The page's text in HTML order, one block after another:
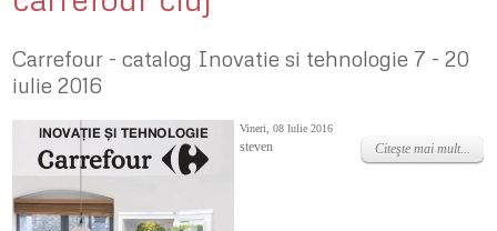
Carrefour - catalog Inovatie si tehnologie 7 - 20
iulie 2016
Vineri, 08 Iulie 2016
steven Citeşte mai mult...